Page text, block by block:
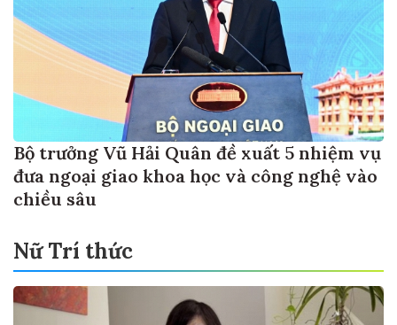
Bộ trưởng Vũ Hải Quân đề xuất 5 nhiệm vụ
đưa ngoại giao khoa học và công nghệ vào
chiều sâu
Nữ Trí thức